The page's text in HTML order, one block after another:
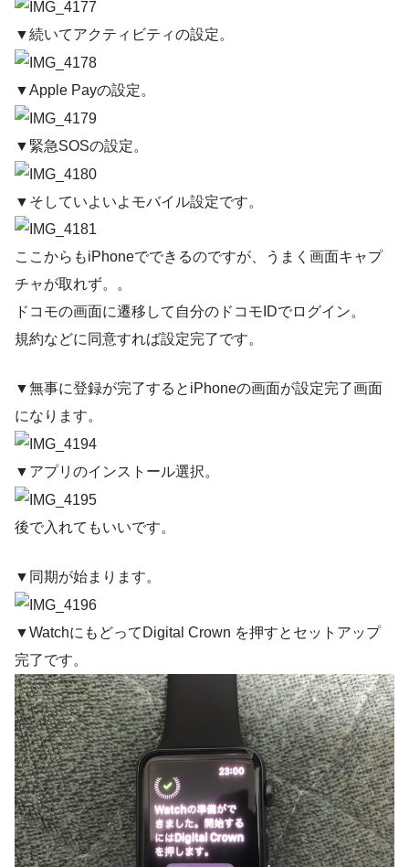
▼続いてアクティビティの設定。
▼Apple Payの設定。
▼緊急SOSの設定。
▼そしていよいよモバイル設定です。
ここからもiPhoneでできるのですが、うまく画面キャプ
チャが取れず。。
ドコモの画面に遷移して自分のドコモIDでログイン。
規約などに同意すれば設定完了です。
▼無事に登録が完了するとiPhoneの画面が設定完了画面
になります。
▼アプリのインストール選択。
後で入れてもいいです。
▼同期が始まります。
▼WatchにもどってDigital Crown を押すとセットアップ
完了です。